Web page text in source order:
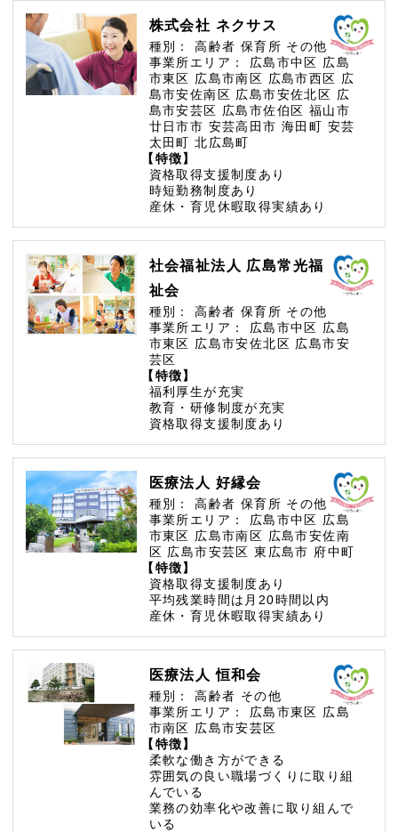
株式会社 ネクサス
種別： 高齢者 保育所 その他
事業所エリア：
広島市中区 広島
市東区 広島市南区 広島市西区 広
島市安佐南区 広島市安佐北区 広
島市安芸区 広島市佐伯区 福山市
廿日市市 安芸高田市 海田町 安芸
太田町北広島町
【特徴】
資格取得支援制度あり
時短勤務制度あり
産休・育児休暇取得実績あり
社会福祉法人 広島常光福
祉会
種別： 高齢者 保育所 その他
事業所エリア：
広島市中区 広島
市東区 広島市安佐北区 広島市安
芸区
【特徴】
福利厚生が充実
教育・研修制度が充実
資格取得支援制度あり
医療法人 好縁会
種別： 高齢者 保育所 その他
事業所エリア：
広島市中区 広島
市東区 広島市南区 広島市安佐南
区 広島市安芸区東広島市 府中町
【特徴】
資格取得支援制度あり
平均残業時間は月20時間以内
産休・育児休暇取得実績あり
医療法人 恒和会
種別： 高齢者 その他
事業所エリア：
広島市東区 広島
市南区 広島市安芸区
【特徴】
柔軟な働き方ができる
雰囲気の良い職場づくりに取り組
んでいる
業務の効率化や改善に取り組んで
いる